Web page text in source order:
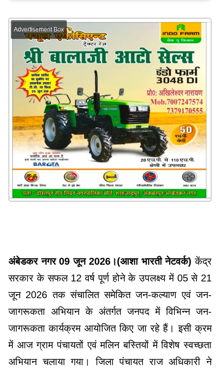
Advertisement Box
अंबेडकर नगर 09 जून 2026।(आशा भारती नेटवर्क) केंद्र
सरकार के सफल 12 वर्ष पूर्ण होने के उपलक्ष्य में 05 से 21
जून 2026 तक संचालित समेकित जन-कल्याण एवं जन-
जागरूकता अभियान के अंतर्गत जनपद में विभिन्न जन-
जागरूकता कार्यक्रम आयोजित किए जा रहे हैं। इसी क्रम
में आज ग्राम पंचायतों एवं मलिन बस्तियों में विशेष स्वच्छता
अभियान चलाया गया। जिला पंचायत राज अधिकारी ने